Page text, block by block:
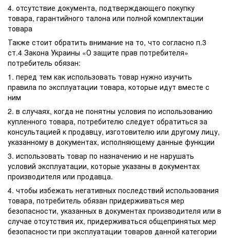
4. отсутствие документа, подтверждающего покупку
товара, гарантийного талона или полной комплектации
товара
Также стоит обратить внимание на то, что согласно п.3
ст.4 Закона Украины «О защите прав потребителя»
потребитель обязан:
1. перед тем как использовать товар нужно изучить
правила по эксплуатации товара, которые идут вместе с
ним
2. в случаях, когда не понятны условия по использованию
купленного товара, потребителю следует обратиться за
консультацией к продавцу, изготовителю или другому лицу,
указанному в документах, исполняющему данные функции
3. использовать товар по назначению и не нарушать
условий эксплуатации, которые указаны в документах
производителя или продавца.
4. чтобы избежать негативных последствий использования
товара, потребитель обязан придерживаться мер
безопасности, указанных в документах производителя или в
случае отсутствия их, придерживаться общепринятых мер
безопасности при эксплуатации товаров данной категории